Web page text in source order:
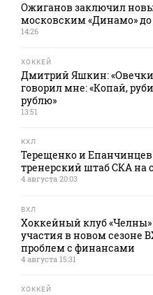
Ожиганов заключил
московским «Динамо» до
14:26
ХОККЕЙ
Дмитрий Яшкин:
говорил мне: «Копай,
рублю»
13:51
КХЛ
Терещенко и
тренерский штаб СКА на
4 августа 20:03
ВХЛ
Хоккейный клуб
участия в новом сезоне
проблем с финансами
4 августа 15:31
ХОККЕЙ